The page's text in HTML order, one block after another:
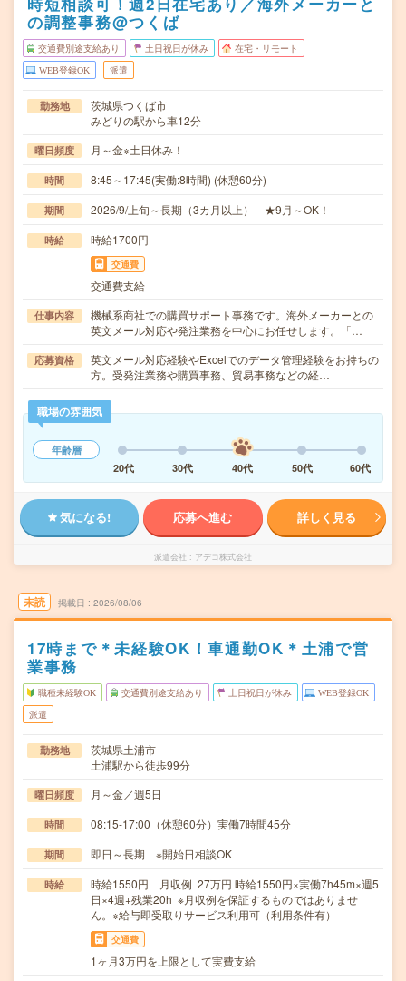
の調整事務@つくば
交通費別途支給あり 土日祝日が休み 在宅・リモート
WEB登録OK 派遣
勤務地
茨城県つくば市
みどりの駅から車12分
曜日頻度 月～金※土日休み！
時間 8:45～17:45(実働:8時間) (休憩60分)
期間 2026/9/上旬～長期（3カ月以上） ★9月～OK！
時給 時給1700円
交通費
交通費支給
仕事内容
機械系商社での購買サポート事務です。海外メーカーとの
英文メール対応や発注業務を中心にお任せします。「…
応募資格
英文メール対応経験やExcelでのデータ管理経験をお持ちの
方。受発注業務や購買事務、貿易事務などの経…
職場の雰囲気
年齢層
20代
30代 40代 50代 60代
気になる! 応募へ進む 詳しく見る
派遣会社 アデコ株式会社
未読 掲載日 2026/08/06
17時まで＊未経験OK！車通勤OK＊土浦で営
業事務
職種未経験OK 交通費別途支給あり 土日祝日が休み WEB登録OK
派遣
勤務地
茨城県土浦市
土浦駅から徒歩99分
曜日頻度 月～金／週5日
時間 08:15-17:00（休憩60分）実働7時間45分
期間 即日～長期 ※開始日相談OK
時給
時給1550円 月収例 27万円 時給1550円×実働7h45m×週5
日×4週+残業20h ※月収例を保証するものではありませ
ん。※給与即受取りサービス利用可（利用条件有）
交通費
1ヶ月3万円を上限として実費支給